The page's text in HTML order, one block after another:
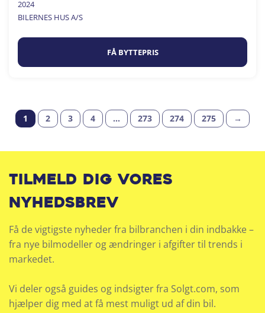
2024
BILERNES HUS A/S
FÅ BYTTEPRIS
1 2 3 4 … 273 274 275 →
Tilmeld dig vores
nyhedsbrev
Få de vigtigste nyheder fra bilbranchen i din indbakke –
fra nye bilmodeller og ændringer i afgifter til trends i
markedet.
Vi deler også guides og indsigter fra Solgt.com, som
hjælper dig med at få mest muligt ud af din bil.